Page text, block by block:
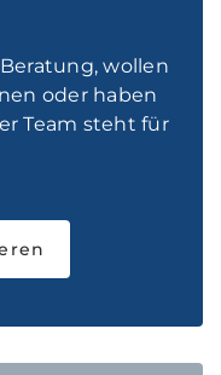
wollen
oder haben
Team steht für